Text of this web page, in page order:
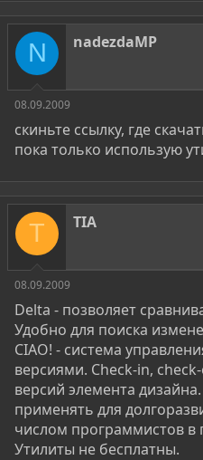
N nadezdaMP
08.09.2009
скиньте ссылку, где
пока только использую
T TIA
08.09.2009
Delta - позволяет
Удобно для поиска
CIAO! - система
версиями. Check-in,
версий элемента
применять для
числом программистов в
Утилиты не бесплатны.